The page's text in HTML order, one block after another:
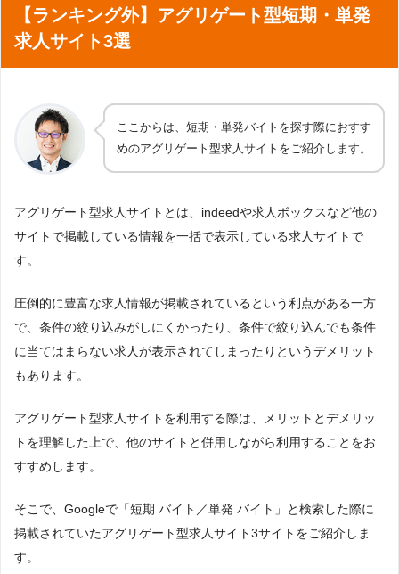
【ランキング外】アグリゲート型短期・単発
求人サイト3選
ここからは、短期・単発バイトを探す際におすす
めのアグリゲート型求人サイトをご紹介します。
アグリゲート型求人サイトとは、indeedや求人ボックスなど他の
サイトで掲載している情報を一括で表示している求人サイトで
す。
圧倒的に豊富な求人情報が掲載されているという利点がある一方
で、条件の絞り込みがしにくかったり、条件で絞り込んでも条件
に当てはまらない求人が表示されてしまったりというデメリット
もあります。
アグリゲート型求人サイトを利用する際は、メリットとデメリッ
トを理解した上で、他のサイトと併用しながら利用することをお
すすめします。
そこで、Googleで「短期 バイト／単発 バイト」と検索した際に
掲載されていたアグリゲート型求人サイト3サイトをご紹介しま
す。